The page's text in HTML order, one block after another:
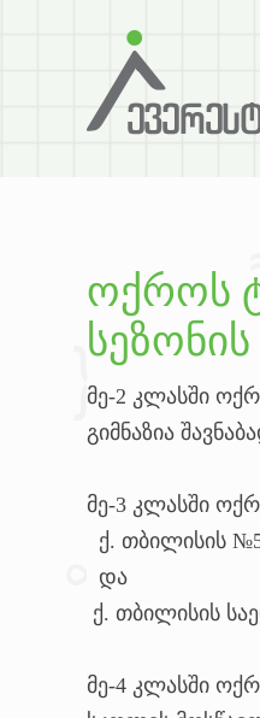
ოქროს
მე-2 კლასში
გიმნაზია
მე-3 კლასში
ქ. თბილისის
და
ქ. თბილისის
მე-4 კლასში